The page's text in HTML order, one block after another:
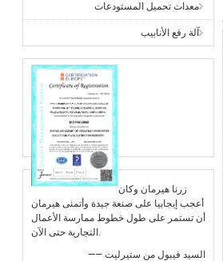
معدات تحميل المستودعات
آلة رفع الأنابيب
زرنا هيرمان وكان
أعجب إيجابيا على صنعة جيدة وأتمنى هيرمان
أن تستمر على طول خطوط ممارسة الأعمال
التجارية حتى الآن.
—— السيد فيبول من ستيرليت